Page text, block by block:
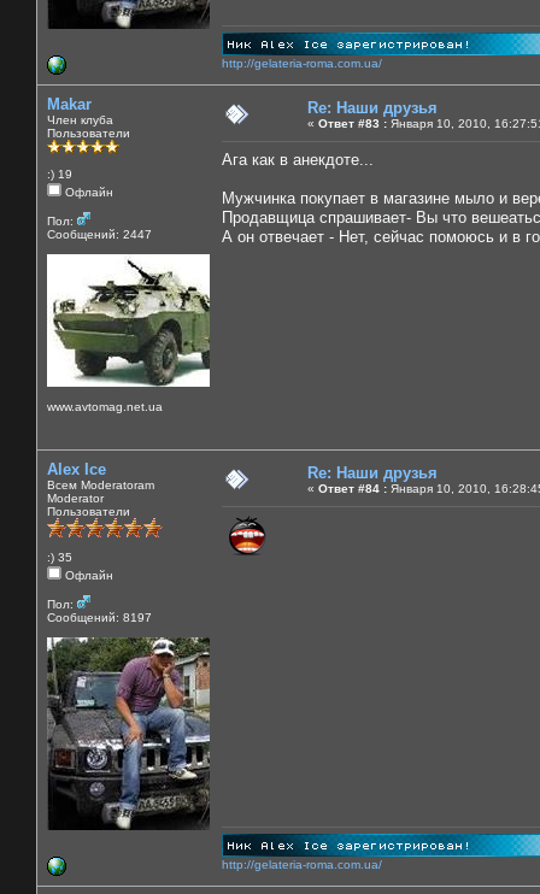
http://gelateria-roma.com.ua/
Makar
Член клуба
Пользователи
:) 19
Офлайн
Пол:
Сообщений: 2447
www.avtomag.net.ua
Re: Наши друзья
« Ответ #83 : Января 10, 2010,
Ага как в анекдоте...
Мужчинка покупает в магазине мыло и
Продавщица спрашивает- Вы что
А он отвечает - Нет, сейчас помоюсь и в
Alex Ice
Всем Moderatoram
Moderator
Пользователи
:) 35
Офлайн
Пол:
Сообщений: 8197
Re: Наши друзья
« Ответ #84 : Января 10, 2010,
http://gelateria-roma.com.ua/